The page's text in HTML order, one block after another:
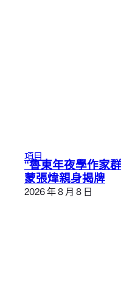
項目
“魯東年夜學作家
蒙張煒親身揭牌
2026 年 8 月 8 日